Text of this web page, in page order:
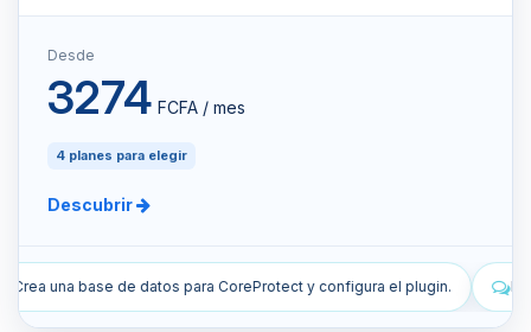
Desde
3274 FCFA / mes
4 planes para elegir
Descubrir
y configura el plugin. Instala plugins para mejorar mi servidor.